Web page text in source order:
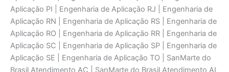
Aplicaçāo PI | Engenharia de Aplicaçāo RJ | Engenharia de
Aplicaçāo RN | Engenharia de Aplicaçāo RS | Engenharia de
Aplicaçāo RO | Engenharia de Aplicaçāo RR | Engenharia de
Aplicaçāo SC | Engenharia de Aplicaçāo SP | Engenharia de
Aplicaçāo SE | Engenharia de Aplicaçāo TO | SanMarte do
Brasil Atendimento AC | SanMarte do Brasil Atendimento AL